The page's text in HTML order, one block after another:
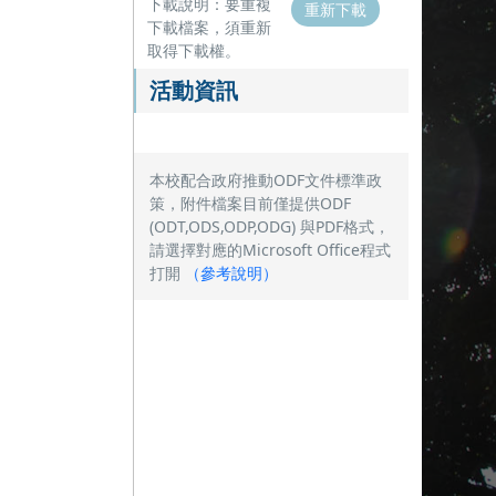
下載檔案，須重新
取得下載權。
重新下載
活動資訊
本校配合政府推動ODF文件標準政
策，附件檔案目前僅提供ODF
(ODT,ODS,ODP,ODG) 與PDF格式，
請選擇對應的Microsoft Office程式
打開
（參考說明）